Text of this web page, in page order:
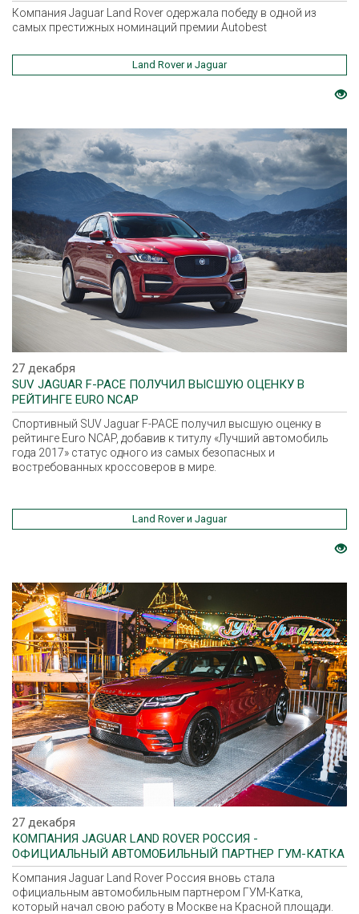
Компания Jaguar Land Rover одержала победу в одной из
самых престижных номинаций премии Autobest
Land Rover и Jaguar
27 декабря
SUV JAGUAR F-PACE ПОЛУЧИЛ ВЫСШУЮ ОЦЕНКУ В
РЕЙТИНГЕ EURO NCAP
Спортивный SUV Jaguar F-PACE получил высшую оценку в
рейтинге Euro NCAP, добавив к титулу «Лучший автомобиль
года 2017» статус одного из самых безопасных и
востребованных кроссоверов в мире.
Land Rover и Jaguar
27 декабря
КОМПАНИЯ JAGUAR LAND ROVER РОССИЯ -
ОФИЦИАЛЬНЫЙ АВТОМОБИЛЬНЫЙ ПАРТНЕР ГУМ-КАТКА
Компания Jaguar Land Rover Россия вновь стала
официальным автомобильным партнером ГУМ-Катка,
который начал свою работу в Москве на Красной площади.